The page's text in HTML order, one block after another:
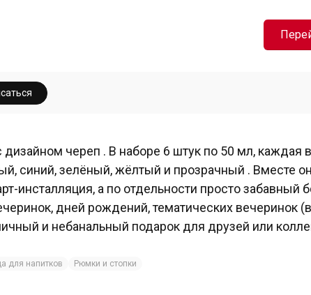
дизайном череп . В наборе 6 штук по 50 мл, каждая
синий, зелёный, жёлтый и прозрачный . Вместе
инсталляция, а по отдельности просто забавный
дней рождений, тематических вечеринок
и небанальный подарок для друзей или
для напитков Рюмки и стопки